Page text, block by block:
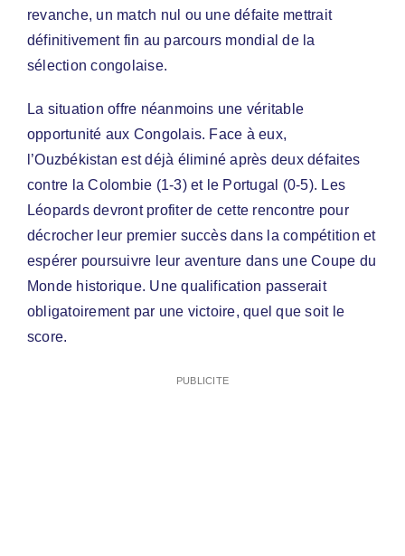
revanche, un match nul ou une défaite mettrait
définitivement fin au parcours mondial de la
sélection congolaise.
La situation offre néanmoins une véritable
opportunité aux Congolais. Face à eux,
l’Ouzbékistan est déjà éliminé après deux défaites
contre la Colombie (1-3) et le Portugal (0-5). Les
Léopards devront profiter de cette rencontre pour
décrocher leur premier succès dans la compétition et
espérer poursuivre leur aventure dans une Coupe du
Monde historique. Une qualification passerait
obligatoirement par une victoire, quel que soit le
score.
PUBLICITE